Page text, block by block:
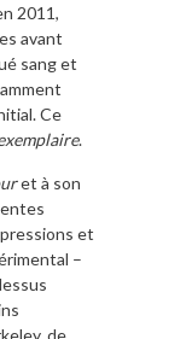
2011,
avant
sang et
Ce
.
et à son
et
–
de